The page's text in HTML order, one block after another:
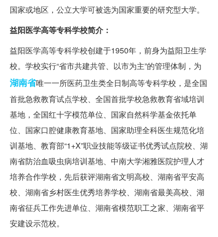
国家或地区，公立大学可被选为国家重要的研究型大学。
益阳医学高等专科学校简介：
益阳医学高等专科学校创建于1950年，前身为益阳卫生学
校。学校实行“省市共建共管、以市为主”的管理体制，为
湖南省唯一一所医药卫生类全日制高等专科学校，是全国
首批急救教育试点学校、全国首批学校急救教育省域培训
基地，全国红十字模范单位、国家自然科学基金依托单
位、国家口腔健康教育基地、国家助理全科医生规范化培
训基地、教育部“1+X”职业技能等级证书优秀试点院校、湖
南省防治血吸虫病培训基地、中南大学湘雅医院护理人才
培养合作学校，先后获评湖南省文明高校、湖南省平安高
校、湖南省乡村医生优秀培养学校、湖南省最美高校、湖
南省征兵工作先进单位、湖南省模范职工之家、湖南省平
安建设示范校。